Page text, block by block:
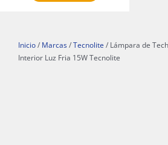
Inicio / Marcas / Tecnolite / Lámpara de
Interior Luz Fria 15W Tecnolite